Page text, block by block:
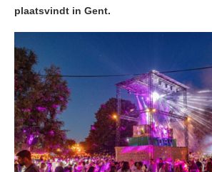
plaatsvindt in Gent.